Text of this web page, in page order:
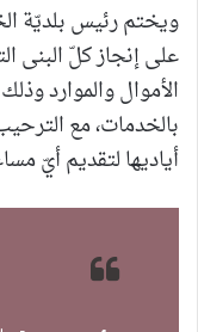
ويختم رئيس بلديّة
على إنجاز كلّ البنى
الأموال والموارد
بالخدمات، مع
أياديها لتقديم أيّ